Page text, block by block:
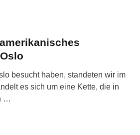
besucht haben, standeten wir im
es sich um eine Kette, die in
…